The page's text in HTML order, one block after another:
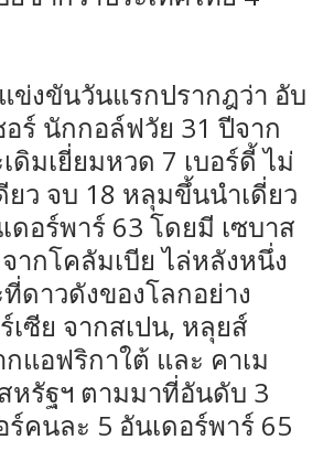
ข่งขันวันแรกปรากฎว่า อับ
ร์ นักกอล์ฟวัย 31 ปีจาก
ดิมเยี่ยมหวด 7 เบอร์ดี้ ไม่
ยว จบ 18 หลุมขึ้นนำเดี่ยว
ดอร์พาร์ 63 โดยมี เซบาส
ากโคลัมเบีย ไล่หลังหนึ่ง
ดาวดังของโลกอย่าง
เซีย จากสเปน, หลุยส์
แอฟริกาใต้ และ คาเม
หรัฐฯ ตามมาที่อันดับ 3
คนละ 5 อันเดอร์พาร์ 65